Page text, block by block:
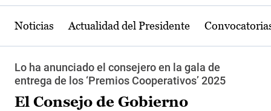
Noticias Actualidad del Presidente
Lo ha anunciado el consejero en la gala de
entrega de los ‘Premios Cooperativos’ 2025
El Consejo de Gobierno